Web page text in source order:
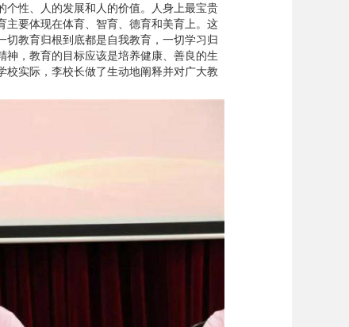
性、人的发展和人的价值。人身上最宝贵
主要体现在体育、智育、德育和美育上。这
教育归根到底都是自我教育，一切学习归
，教育的目标应该是培养健康、善良的生
实际，李校长做了生动地阐释并对广大教